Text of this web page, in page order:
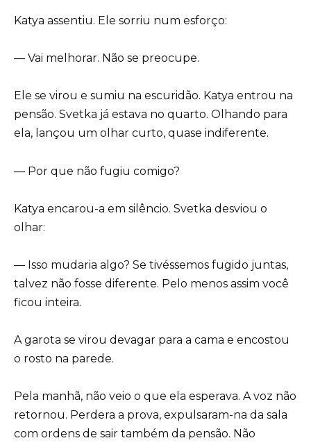
Katya assentiu. Ele sorriu num esforço:
— Vai melhorar. Não se preocupe.
Ele se virou e sumiu na escuridão. Katya entrou na
pensão. Svetka já estava no quarto. Olhando para
ela, lançou um olhar curto, quase indiferente.
— Por que não fugiu comigo?
Katya encarou-a em silêncio. Svetka desviou o
olhar:
— Isso mudaria algo? Se tivéssemos fugido juntas,
talvez não fosse diferente. Pelo menos assim você
ficou inteira.
A garota se virou devagar para a cama e encostou
o rosto na parede.
Pela manhã, não veio o que ela esperava. A voz não
retornou. Perdera a prova, expulsaram-na da sala
com ordens de sair também da pensão. Não